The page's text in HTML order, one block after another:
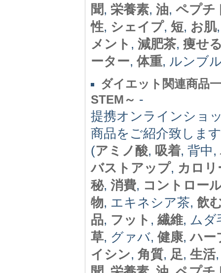
聞, 栄養素, 油, ペプチ
性, シェイプ, 短, お肌
メント , 減肥茶, 痩せ
ーター,体重, ルンブ
ダイエット関連商品
STEM～ -
提携オンラインショ
商品をご紹介致しま
(アミノ酸, 吸着, 背中,
バストアップ, カロリ
秘, 消費, コントロー
物, エキネシア茶, 飲
品, フット , 繊維, ム
草, グァバ, 健康,ハー
イシン, 角質, 足, 生活